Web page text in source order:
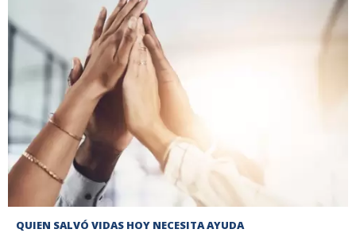
QUIEN SALVÓ VIDAS HOY NECESITA AYUDA